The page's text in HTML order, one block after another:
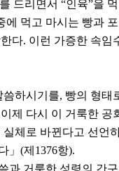
드리면서 “인육”을
에 먹고 마시는 빵과
다. 이런 가증한 속
씀하시기를, 빵의 형
제 다시 이 거룩한
체로 바뀐다고 선
」(제1376항).
과 거룩한 성령의 간